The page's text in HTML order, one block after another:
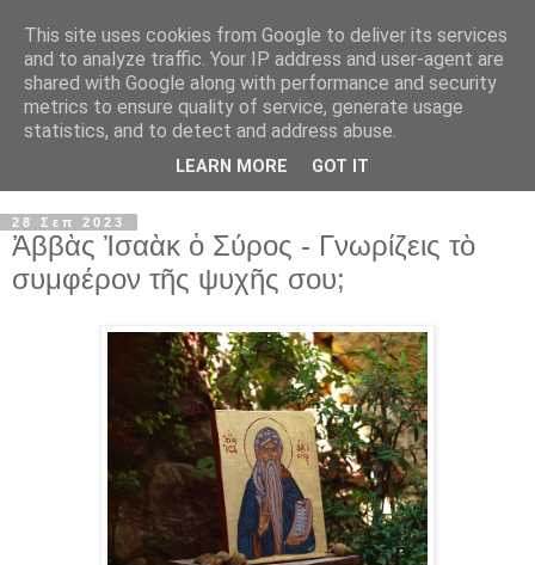
28 Σεπ 2023
Ἀββὰς Ἰσαὰκ ὁ Σύρος - Γνωρίζεις τὸ
συμφέρον τῆς ψυχῆς σου;
This site uses cookies from Google to deliver its services
and to analyze traffic. Your IP address and user-agent are
shared with Google along with performance and security
metrics to ensure quality of service, generate usage
statistics, and to detect and address abuse.
LEARN MORE GOT IT